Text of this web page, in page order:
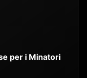
per i Minatori